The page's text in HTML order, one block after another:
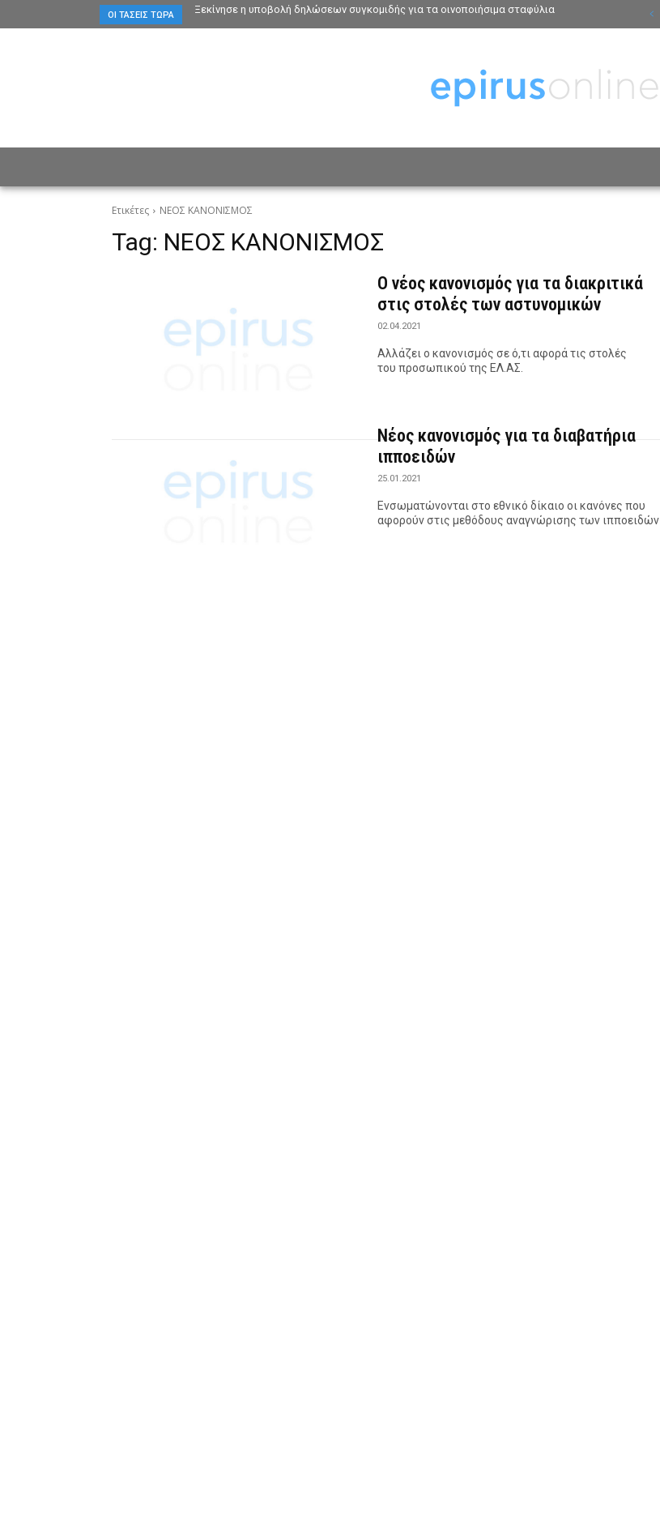
ΟΙ ΤΆΣΕΙΣ ΤΏΡΑ Ξεκίνησε η υποβολή δηλώσεων συγκομιδής για τα οινοποιήσιμα σταφύλια
Ετικέτες ΝΕΟΣ ΚΑΝΟΝΙΣΜΟΣ
Tag: ΝΕΟΣ ΚΑΝΟΝΙΣΜΟΣ
Ο νέος κανονισμός για τα διακριτικά
στις στολές των αστυνομικών
02.04.2021
Αλλάζει ο κανονισμός σε ό,τι αφορά τις στολές
του προσωπικού της ΕΛ.ΑΣ.
Νέος κανονισμός για τα διαβατήρια
ιπποειδών
25.01.2021
Ενσωματώνονται στο εθνικό δίκαιο οι κανόνες που
αφορούν στις μεθόδους αναγνώρισης των ιπποειδών